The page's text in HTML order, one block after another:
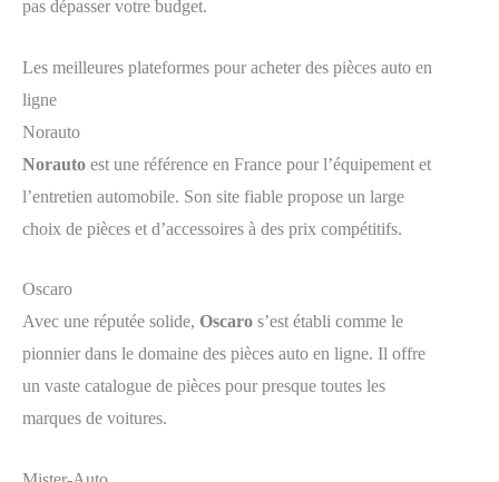
pas dépasser votre budget.
Les meilleures plateformes pour acheter des pièces auto en
ligne
Norauto
Norauto est une référence en France pour l’équipement et
l’entretien automobile. Son site fiable propose un large
choix de pièces et d’accessoires à des prix compétitifs.
Oscaro
Avec une réputée solide, Oscaro s’est établi comme le
pionnier dans le domaine des pièces auto en ligne. Il offre
un vaste catalogue de pièces pour presque toutes les
marques de voitures.